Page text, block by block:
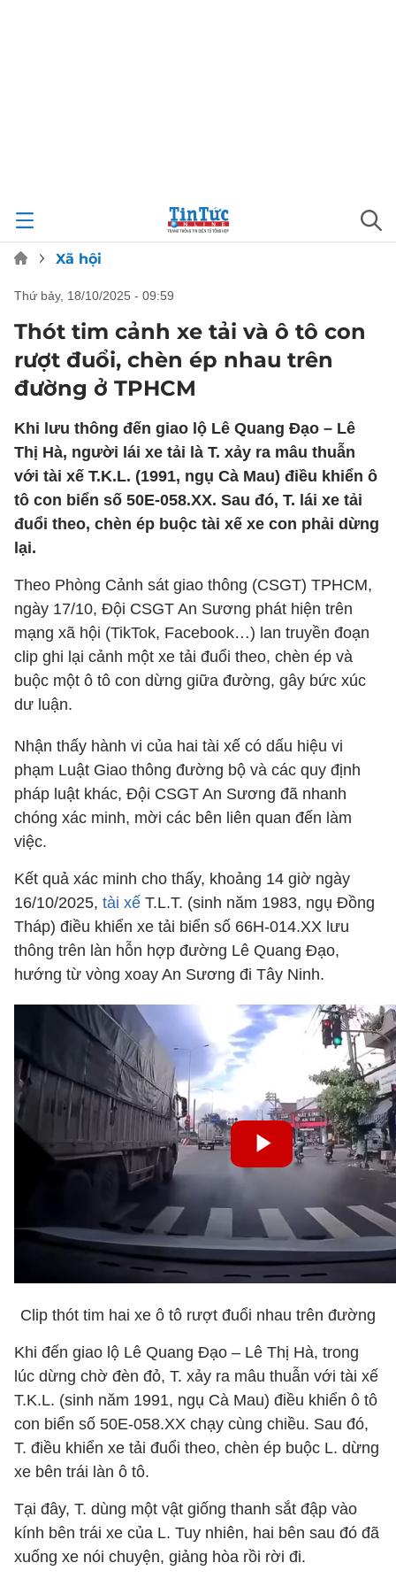
Xã hội
thứ bảy, 18/10/2025 - 09:59
Thót tim cảnh xe tải và ô tô con
rượt đuổi, chèn ép nhau trên
đường ở TPHCM
Khi lưu thông đến giao lộ Lê Quang Đạo – Lê
Thị Hà, người lái xe tải là T. xảy ra mâu thuẫn
với tài xế T.K.L. (1991, ngụ Cà Mau) điều khiển ô
tô con biển số 50E-058.XX. Sau đó, T. lái xe tải
đuổi theo, chèn ép buộc tài xế xe con phải dừng
lại.
Theo Phòng Cảnh sát giao thông (CSGT) TPHCM,
ngày 17/10, Đội CSGT An Sương phát hiện trên
mạng xã hội (TikTok, Facebook…) lan truyền đoạn
clip ghi lại cảnh một xe tải đuổi theo, chèn ép và
buộc một ô tô con dừng giữa đường, gây bức xúc
dư luận.
Nhận thấy hành vi của hai tài xế có dấu hiệu vi
phạm Luật Giao thông đường bộ và các quy định
pháp luật khác, Đội CSGT An Sương đã nhanh
chóng xác minh, mời các bên liên quan đến làm
việc.
Kết quả xác minh cho thấy, khoảng 14 giờ ngày
16/10/2025, tài xế T.L.T. (sinh năm 1983, ngụ Đồng
Tháp) điều khiển xe tải biển số 66H-014.XX lưu
thông trên làn hỗn hợp đường Lê Quang Đạo,
hướng từ vòng xoay An Sương đi Tây Ninh.
Clip thót tim hai xe ô tô rượt đuổi nhau trên đường
Khi đến giao lộ Lê Quang Đạo – Lê Thị Hà, trong
lúc dừng chờ đèn đỏ, T. xảy ra mâu thuẫn với tài xế
T.K.L. (sinh năm 1991, ngụ Cà Mau) điều khiển ô tô
con biển số 50E-058.XX chạy cùng chiều. Sau đó,
T. điều khiển xe tải đuổi theo, chèn ép buộc L. dừng
xe bên trái làn ô tô.
Tại đây, T. dùng một vật giống thanh sắt đập vào
kính bên trái xe của L. Tuy nhiên, hai bên sau đó đã
xuống xe nói chuyện, giảng hòa rồi rời đi.